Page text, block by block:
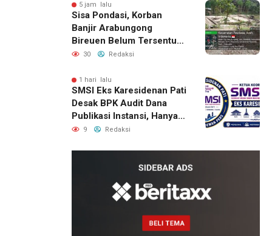
5 jam lalu
Sisa Pondasi, Korban
Banjir Arabungong
Bireuen Belum Tersentuh
Bantuan Pascabencana
30 Redaksi
1 hari lalu
SMSI Eks Karesidenan Pati
Desak BPK Audit Dana
Publikasi Instansi, Hanya
untuk Perusahaan Pers
9 Redaksi
13 menit